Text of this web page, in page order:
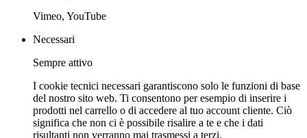
Vimeo, YouTube
Necessari
Sempre attivo
I cookie tecnici necessari garantiscono solo le funzioni di base
del nostro sito web. Ti consentono per esempio di inserire i
prodotti nel carrello o di accedere al tuo account cliente. Ciò
significa che non ci è possibile risalire a te e che i dati
risultanti non verranno mai trasmessi a terzi.